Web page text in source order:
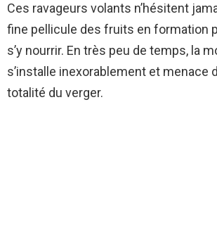
Ces ravageurs volants n’hésitent
fine pellicule des fruits en formation
s’y nourrir. En très peu de temps, la
s’installe inexorablement et menace
totalité du verger.